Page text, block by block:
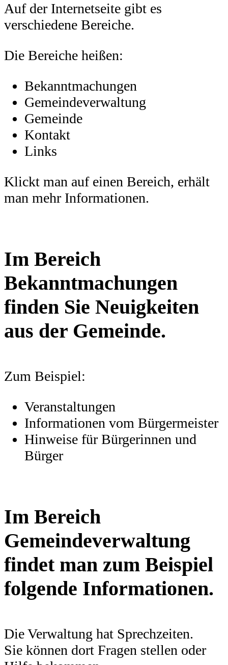
Auf der Internetseite gibt es
verschiedene Bereiche.
Die Bereiche heißen:
Bekanntmachungen
Gemeindeverwaltung
Gemeinde
Kontakt
Links
Klickt man auf einen Bereich, erhält
man mehr Informationen.
Im Bereich
Bekanntmachungen
finden Sie Neuigkeiten
aus der Gemeinde.
Zum Beispiel:
Veranstaltungen
Informationen vom Bürgermeister
Hinweise für Bürgerinnen und
Bürger
Im Bereich
Gemeindeverwaltung
findet man zum Beispiel
folgende Informationen.
Die Verwaltung hat Sprechzeiten.
Sie können dort Fragen stellen oder